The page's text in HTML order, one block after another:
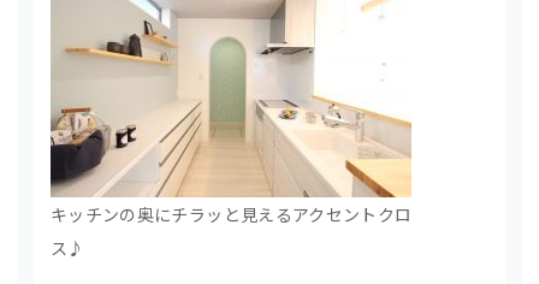
キッチンの奥にチラッと見えるアクセントクロ
ス♪